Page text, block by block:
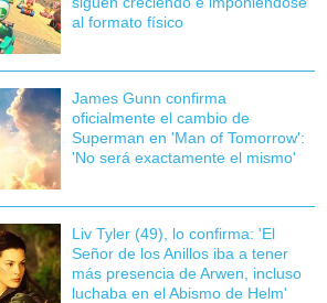
al formato físico
James Gunn confirma
oficialmente el cambio de
Superman en 'Man of Tomorrow':
'No será exactamente el mismo'
Liv Tyler (49), lo confirma: 'El
Señor de los Anillos iba a tener
más presencia de Arwen, incluso
luchaba en el Abismo de Helm'